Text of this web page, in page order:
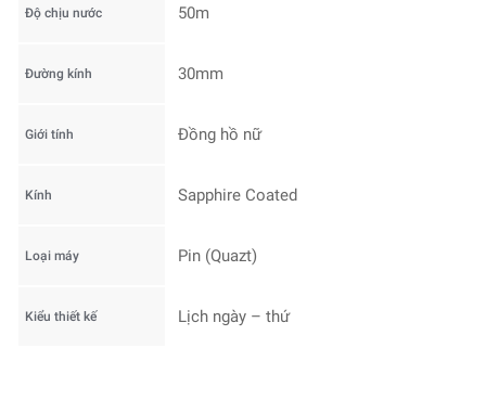
Độ chịu nước 50m
Đường kính 30mm
Giới tính Đồng hồ nữ
Kính Sapphire Coated
Loại máy Pin (Quazt)
Kiểu thiết kế Lịch ngày – thứ